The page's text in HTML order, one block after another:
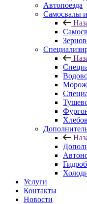
Автопоезда
Самосвалы и
Услуги
Контакты
Новости